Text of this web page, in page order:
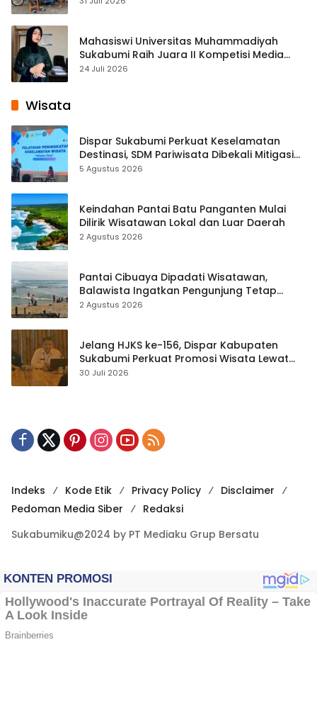
Mahasiswi Universitas Muhammadiyah
Sukabumi Raih Juara II Kompetisi Media
Pembelajaran Digital Tingkat Internasional
24 Juli 2026
Wisata
Dispar Sukabumi Perkuat Keselamatan
Destinasi, SDM Pariwisata Dibekali Mitigasi
hingga Teknik Evakuasi
5 Agustus 2026
Keindahan Pantai Batu Panganten Mulai
Dilirik Wisatawan Lokal dan Luar Daerah
2 Agustus 2026
Pantai Cibuaya Dipadati Wisatawan,
Balawista Ingatkan Pengunjung Tetap
Waspada
2 Agustus 2026
Jelang HJKS ke-156, Dispar Kabupaten
Sukabumi Perkuat Promosi Wisata Lewat
Publikasi Digital
30 Juli 2026
Indeks Kode Etik Privacy Policy
Disclaimer
Pedoman Media Siber
Redaksi
Sukabumiku@2024 by PT Mediaku Grup Bersatu